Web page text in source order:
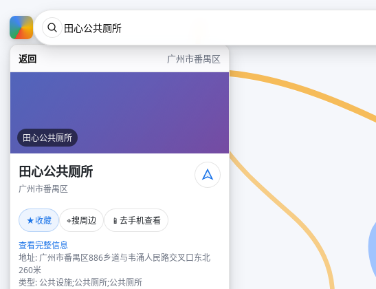
返回 广州市番禺区
田心公共厕所
田心公共厕所
广州市番禺区
★收藏 ⌖搜周边 📱 去手机查看
查看完整信息
地址: 广州市番禺区886乡道与韦涌人民路交叉口东北
260米
类型: 公共设施;公共厕所;公共厕所